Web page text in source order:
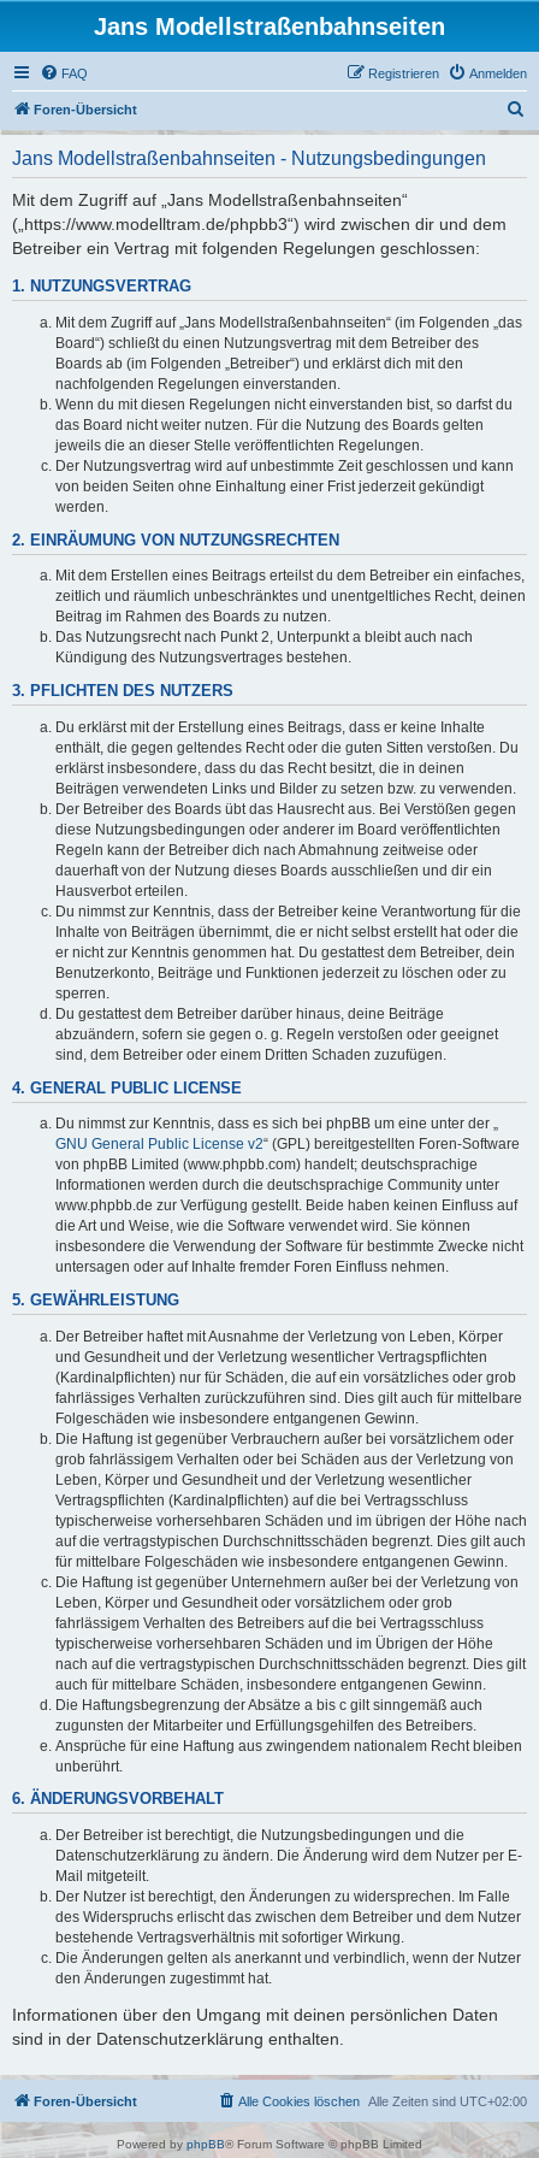
Jans Modellstraßenbahnseiten
FAQ Anmelden
Registrieren
Foren-Übersicht
u
Jans Modellstraßenbahnseiten - Nutzungsbedingungen
Mit dem Zugriff auf „Jans Modellstraßenbahnseiten“
(„https://www.modelltram.de/phpbb3“) wird zwischen dir und dem
Betreiber ein Vertrag mit folgenden Regelungen geschlossen:
1. NUTZUNGSVERTRAG
Mit dem Zugriff auf „Jans Modellstraßenbahnseiten“ (im Folgenden „das
Board“) schließt du einen Nutzungsvertrag mit dem Betreiber des
Boards ab (im Folgenden „Betreiber“) und erklärst dich mit den
nachfolgenden Regelungen einverstanden.
Wenn du mit diesen Regelungen nicht einverstanden bist, so darfst du
das Board nicht weiter nutzen. Für die Nutzung des Boards gelten
jeweils die an dieser Stelle veröffentlichten Regelungen.
Der Nutzungsvertrag wird auf unbestimmte Zeit geschlossen und kann
von beiden Seiten ohne Einhaltung einer Frist jederzeit gekündigt
werden.
2. EINRÄUMUNG VON NUTZUNGSRECHTEN
Mit dem Erstellen eines Beitrags erteilst du dem Betreiber ein einfaches,
zeitlich und räumlich unbeschränktes und unentgeltliches Recht, deinen
Beitrag im Rahmen des Boards zu nutzen.
Das Nutzungsrecht nach Punkt 2, Unterpunkt a bleibt auch nach
Kündigung des Nutzungsvertrages bestehen.
3. PFLICHTEN DES NUTZERS
Du erklärst mit der Erstellung eines Beitrags, dass er keine Inhalte
enthält, die gegen geltendes Recht oder die guten Sitten verstoßen. Du
erklärst insbesondere, dass du das Recht besitzt, die in deinen
Beiträgen verwendeten Links und Bilder zu setzen bzw. zu verwenden.
Der Betreiber des Boards übt das Hausrecht aus. Bei Verstößen gegen
diese Nutzungsbedingungen oder anderer im Board veröffentlichten
Regeln kann der Betreiber dich nach Abmahnung zeitweise oder
dauerhaft von der Nutzung dieses Boards ausschließen und dir ein
Hausverbot erteilen.
Du nimmst zur Kenntnis, dass der Betreiber keine Verantwortung für die
Inhalte von Beiträgen übernimmt, die er nicht selbst erstellt hat oder die
er nicht zur Kenntnis genommen hat. Du gestattest dem Betreiber, dein
Benutzerkonto, Beiträge und Funktionen jederzeit zu löschen oder zu
sperren.
Du gestattest dem Betreiber darüber hinaus, deine Beiträge
abzuändern, sofern sie gegen o. g. Regeln verstoßen oder geeignet
sind, dem Betreiber oder einem Dritten Schaden zuzufügen.
4. GENERAL PUBLIC LICENSE
Du nimmst zur Kenntnis, dass es sich bei phpBB um eine unter der „
GNU General Public License v2“ (GPL) bereitgestellten Foren-Software
von phpBB Limited (www.phpbb.com) handelt; deutschsprachige
Informationen werden durch die deutschsprachige Community unter
www.phpbb.de zur Verfügung gestellt. Beide haben keinen Einfluss auf
die Art und Weise, wie die Software verwendet wird. Sie können
insbesondere die Verwendung der Software für bestimmte Zwecke nicht
untersagen oder auf Inhalte fremder Foren Einfluss nehmen.
5. GEWÄHRLEISTUNG
Der Betreiber haftet mit Ausnahme der Verletzung von Leben, Körper
und Gesundheit und der Verletzung wesentlicher Vertragspflichten
(Kardinalpflichten) nur für Schäden, die auf ein vorsätzliches oder grob
fahrlässiges Verhalten zurückzuführen sind. Dies gilt auch für mittelbare
Folgeschäden wie insbesondere entgangenen Gewinn.
Die Haftung ist gegenüber Verbrauchern außer bei vorsätzlichem oder
grob fahrlässigem Verhalten oder bei Schäden aus der Verletzung von
Leben, Körper und Gesundheit und der Verletzung wesentlicher
Vertragspflichten (Kardinalpflichten) auf die bei Vertragsschluss
typischerweise vorhersehbaren Schäden und im übrigen der Höhe nach
auf die vertragstypischen Durchschnittsschäden begrenzt. Dies gilt auch
für mittelbare Folgeschäden wie insbesondere entgangenen Gewinn.
Die Haftung ist gegenüber Unternehmern außer bei der Verletzung von
Leben, Körper und Gesundheit oder vorsätzlichem oder grob
fahrlässigem Verhalten des Betreibers auf die bei Vertragsschluss
typischerweise vorhersehbaren Schäden und im Übrigen der Höhe
nach auf die vertragstypischen Durchschnittsschäden begrenzt. Dies gilt
auch für mittelbare Schäden, insbesondere entgangenen Gewinn.
Die Haftungsbegrenzung der Absätze a bis c gilt sinngemäß auch
zugunsten der Mitarbeiter und Erfüllungsgehilfen des Betreibers.
Ansprüche für eine Haftung aus zwingendem nationalem Recht bleiben
unberührt.
6. ÄNDERUNGSVORBEHALT
Der Betreiber ist berechtigt, die Nutzungsbedingungen und die
Datenschutzerklärung zu ändern. Die Änderung wird dem Nutzer per E-
Mail mitgeteilt.
Der Nutzer ist berechtigt, den Änderungen zu widersprechen. Im Falle
des Widerspruchs erlischt das zwischen dem Betreiber und dem Nutzer
bestehende Vertragsverhältnis mit sofortiger Wirkung.
Die Änderungen gelten als anerkannt und verbindlich, wenn der Nutzer
den Änderungen zugestimmt hat.
Informationen über den Umgang mit deinen persönlichen Daten
sind in der Datenschutzerklärung enthalten.
Foren-Übersicht Alle Zeiten sind UTC+02:00
Alle Cookies löschen
Powered by phpBB® Forum Software © phpBB Limited